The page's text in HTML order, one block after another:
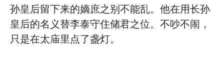
孙皇后留下来的嫡庶之别不能乱。他在用长孙
皇后的名义替李泰守住储君之位。不吵不闹，
只是在太庙里点了盏灯。